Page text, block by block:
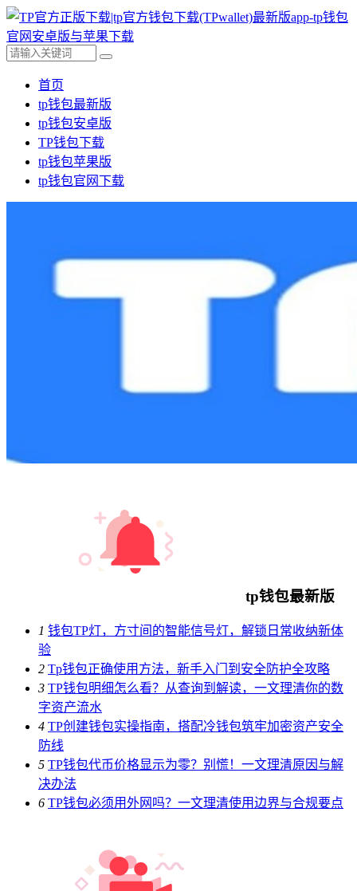
首页
tp钱包最新版
tp钱包安卓版
TP钱包下载
tp钱包苹果版
tp钱包官网下载
tp钱包最新版
1 钱包TP灯，方寸间的智能信号灯，解锁日常收纳新体
验
2 Tp钱包正确使用方法，新手入门到安全防护全攻略
3 TP钱包明细怎么看？从查询到解读，一文理清你的数
字资产流水
4 TP创建钱包实操指南，搭配冷钱包筑牢加密资产安全
防线
5 TP钱包代币价格显示为零？别慌！一文理清原因与解
决办法
6 TP钱包必须用外网吗？一文理清使用边界与合规要点